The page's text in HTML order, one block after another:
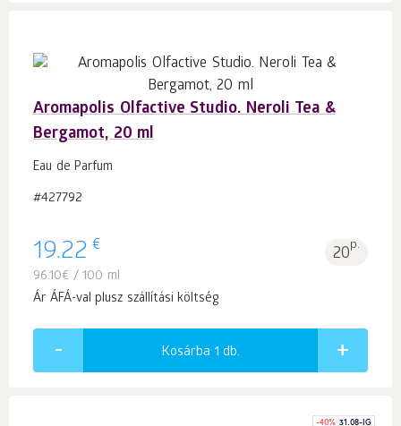
Aromapolis Olfactive Studio. Neroli Tea &
Bergamot, 20 ml
Eau de Parfum
#427792
19.22 € 20p.
96.10€ / 100 ml
Ár ÁFÁ-val plusz szállítási költség
Kosárba 1 db.
-40% 31.08-IG